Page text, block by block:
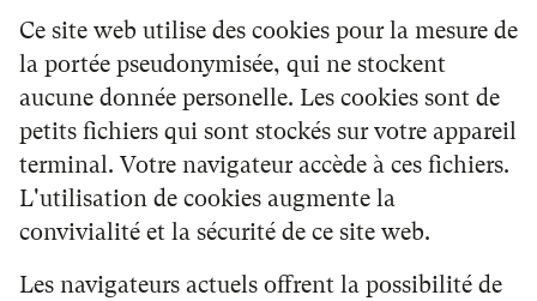
Ce site web utilise des cookies pour la mesure de
la portée pseudonymisée, qui ne stockent
aucune donnée personelle. Les cookies sont de
petits fichiers qui sont stockés sur votre appareil
terminal. Votre navigateur accède à ces fichiers.
L'utilisation de cookies augmente la
convivialité et la sécurité de ce site web.
Les navigateurs actuels offrent la possibilité de